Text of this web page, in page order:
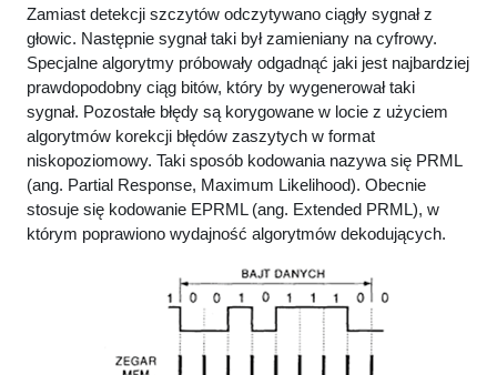
Zamiast detekcji szczytów odczytywano ciągły sygnał z
głowic. Następnie sygnał taki był zamieniany na cyfrowy.
Specjalne algorytmy próbowały odgadnąć jaki jest najbardziej
prawdopodobny ciąg bitów, który by wygenerował taki
sygnał. Pozostałe błędy są korygowane w locie z użyciem
algorytmów korekcji błędów zaszytych w format
niskopoziomowy. Taki sposób kodowania nazywa się PRML
(ang. Partial Response, Maximum Likelihood). Obecnie
stosuje się kodowanie EPRML (ang. Extended PRML), w
którym poprawiono wydajność algorytmów dekodujących.